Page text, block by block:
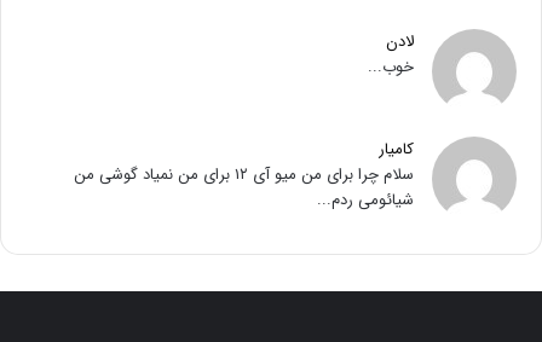
لادن
خوب...
کامیار
سلام چرا برای من میو آی ۱۲ برای من نمیاد گوشی من
شیائومی ردم...